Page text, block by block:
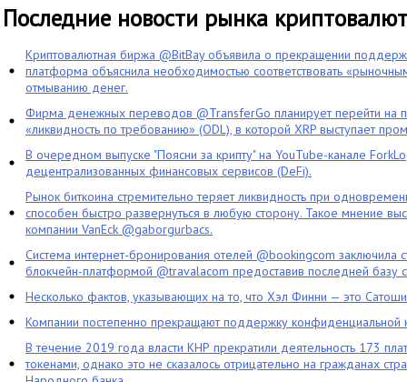
Последние новости рынка криптовалют
Криптовалютная биржа @BitBay объявила о прекращении
платформа объяснила необходимостью соответствовать
отмыванию денег.
Фирма денежных переводов @TransferGo планирует перейти на
«ликвидность по требованию» (ODL), в которой XRP выступает
В очередном выпуске "Поясни за крипту" на YouTube-канале
децентрализованных финансовых сервисов (DeFi).
Рынок биткоина стремительно теряет ликвидность при
способен быстро развернуться в любую сторону. Такое мнение
компании VanEck @gaborgurbacs.
Система интернет-бронирования отелей @bookingcom заключила
блокчейн-платформой @travalacom предоставив последней базу
Несколько фактов, указывающих на то, что Хэл Финни — это
Компании постепенно прекращают поддержку конфиденциальной
В течение 2019 года власти КНР прекратили деятельность 173
токенами, однако это не сказалось отрицательно на гражданах